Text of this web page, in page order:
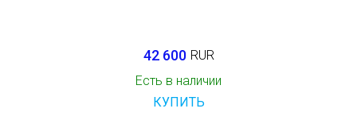
42 600 RUR
Есть в наличии
КУПИТЬ